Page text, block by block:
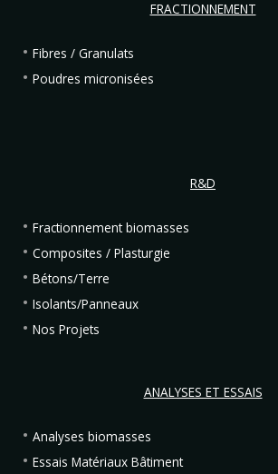
FRACTIONNEMENT
Fibres / Granulats
Poudres micronisées
R&D
Fractionnement biomasses
Composites / Plasturgie
Bétons/Terre
Isolants/Panneaux
Nos Projets
ANALYSES ET ESSAIS
Analyses biomasses
Essais Matériaux Bâtiment